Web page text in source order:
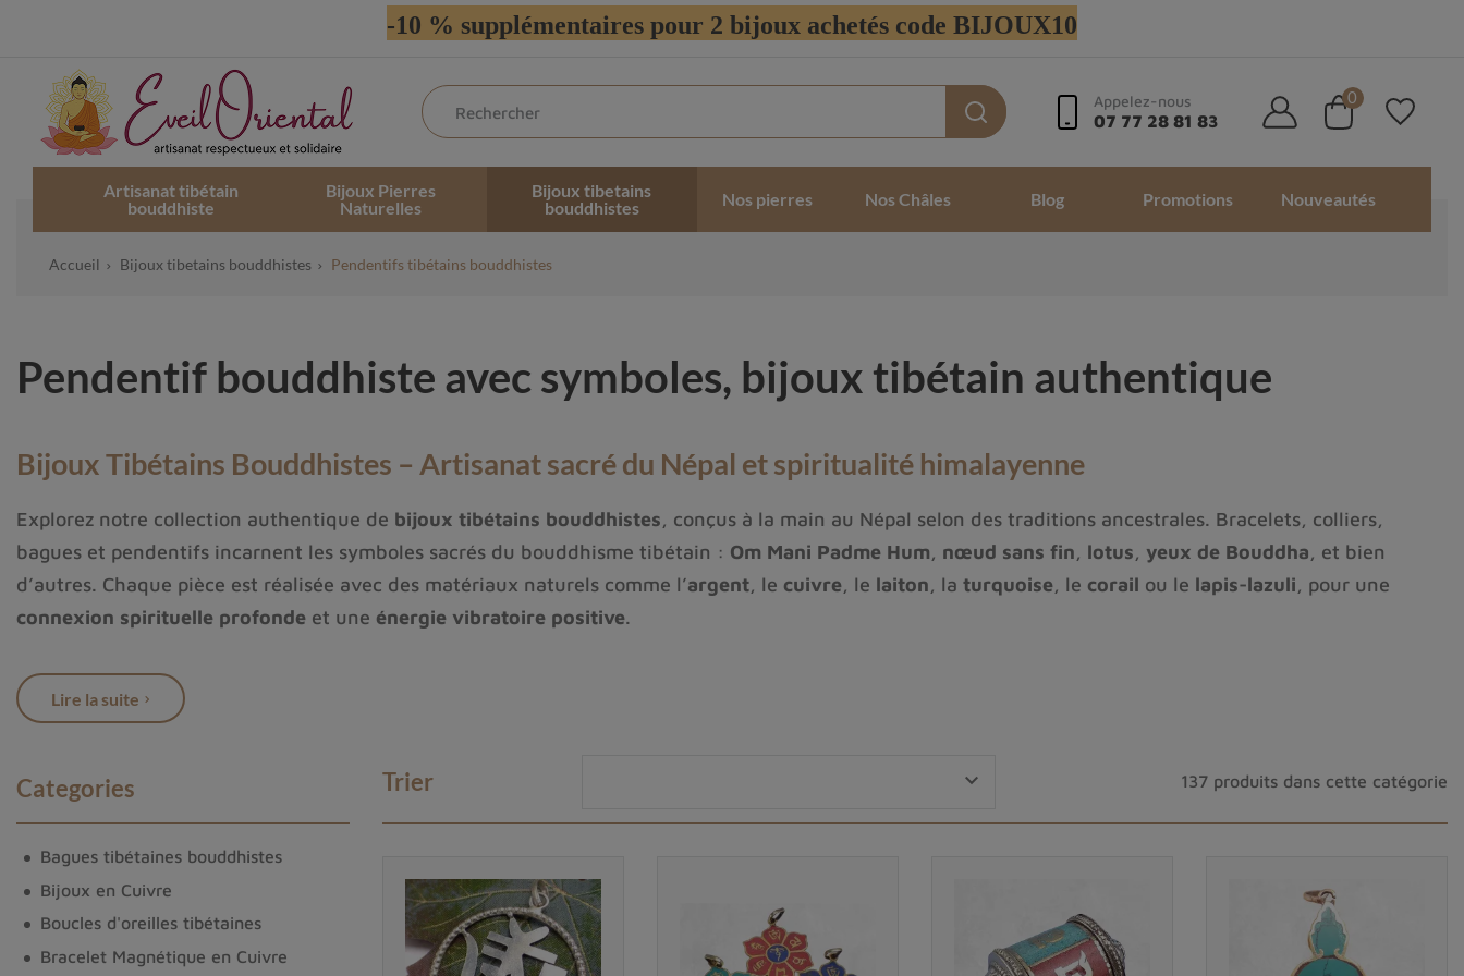
-10 % supplémentaires pour 2 bijoux achetés code BIJOUX10
Appelez-nous
07 77 28 81 83
0
Artisanat tibétain
bouddhiste
Bijoux Pierres
Naturelles
Bijoux tibetains
bouddhistes
Nos pierres Nos Châles Blog Promotions Nouveautés
Accueil Bijoux tibetains bouddhistes Pendentifs tibétains bouddhistes
Pendentif bouddhiste avec symboles, bijoux tibétain authentique
Bijoux Tibétains Bouddhistes – Artisanat sacré du Népal et spiritualité himalayenne
Explorez notre collection authentique de bijoux tibétains bouddhistes, conçus à la main au Népal selon des traditions ancestrales. Bracelets, colliers,
bagues et pendentifs incarnent les symboles sacrés du bouddhisme tibétain : Om Mani Padme Hum, nœud sans fin, lotus, yeux de Bouddha, et bien
d’autres. Chaque pièce est réalisée avec des matériaux naturels comme l’argent, le cuivre, le laiton, la turquoise, le corail ou le lapis-lazuli, pour une
connexion spirituelle profonde et une énergie vibratoire positive.
spirituel, d’un accessoire de méditation
et du bien-être.
L'histoire des pendentifs tibétains et leurs bienfaits
Lesbijoux spirituels tibétains, et plus particulièrement lespendentifs tibétains, font partie intégrante de la culture tibétaine depuis des siècles.
Lespendentifs bouddhistessont souvent ornés de
sacrées) ou dessymboles du bouddhisme tels que lenœud sans fin à leur propriétaire.
Le rôle des pendentifs dans la religion et la spiritualité tibétaines
Lire la suite
Categories
Bagues tibétaines bouddhistes
Bijoux en Cuivre
Boucles d'oreilles tibétaines
Bracelet Magnétique en Cuivre
137 produits dans cette catégorie
Trier 